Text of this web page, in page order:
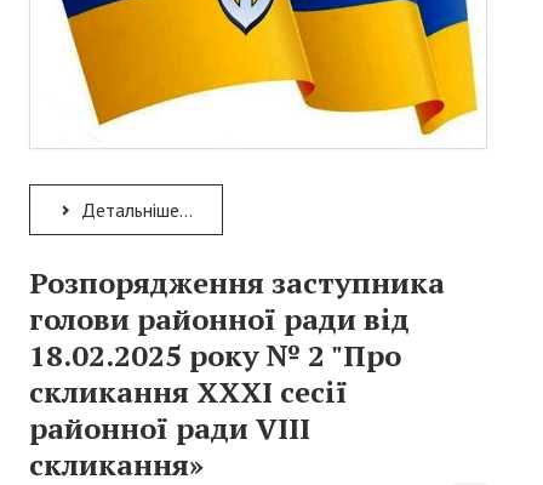
Детальніше...
Розпорядження заступника
голови районної ради від
18.02.2025 року № 2 "Про
скликання ХХХІ сесії
районної ради VІІІ
скликання»